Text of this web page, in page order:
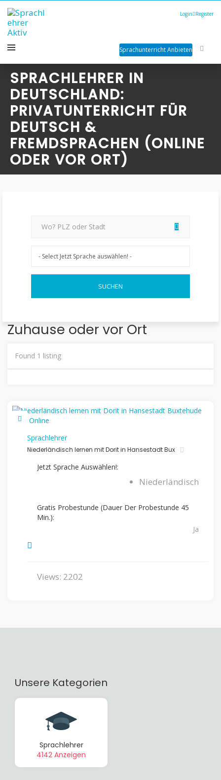
Login Register
Sprachunterricht Anbieten
SPRACHLEHRER IN
DEUTSCHLAND:
PRIVATUNTERRICHT FÜR
DEUTSCH &
FREMDSPRACHEN (ONLINE
ODER VOR ORT)
Zuhause oder vor Ort
Found 1 listing
Sprachlehrer
Niederländisch lernen mit Dorit in Hansestadt Bux
Jetzt Sprache Auswählen!:
Niederländisch
Gratis Probestunde (Dauer Der Probestunde 45
Min.):
Ja
Views: 2202
Unsere Kategorien
Sprachlehrer
4142 Anzeigen